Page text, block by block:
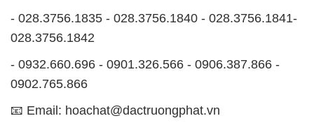
- 028.3756.1835 - 028.3756.1840 - 028.3756.1841-
028.3756.1842
- 0932.660.696 - 0901.326.566 - 0906.387.866 -
0902.765.866
📧 Email: hoachat@dactruongphat.vn